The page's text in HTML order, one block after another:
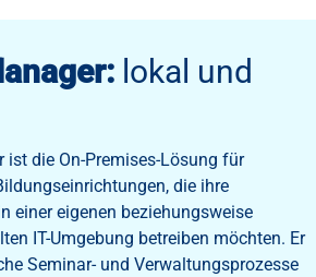
lokal und
ist die On-Premises-Lösung für
die ihre
einer eigenen beziehungsweise
IT-Umgebung betreiben möchten. Er
Seminar- und Verwaltungsprozesse